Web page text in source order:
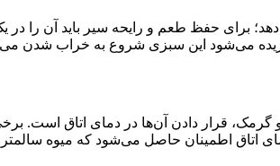
برای حفظ طعم و رایحه سیر باید آن را
این سبزی شروع به خراب شدن می‌کند. بنابراین
و گرمک، قرار دادن آن‌ها در دمای اتاق
اتاق اطمینان حاصل می‌شود که میوه